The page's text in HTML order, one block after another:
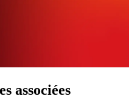
associées